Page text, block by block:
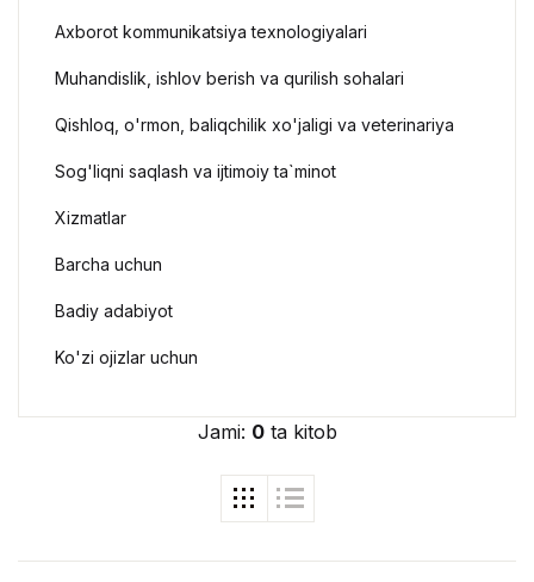
Jami: 0ta kitob
Axborot kommunikatsiya texnologiyalari
Muhandislik, ishlov berish va qurilish sohalari
Qishloq, o'rmon, baliqchilik xo'jaligi va veterinariya
Sog'liqni saqlash va ijtimoiy ta`minot
Xizmatlar
Barcha uchun
Badiy adabiyot
Ko'zi ojizlar uchun